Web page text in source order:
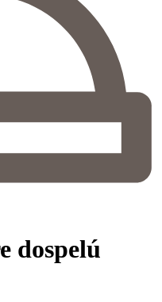
dospelú